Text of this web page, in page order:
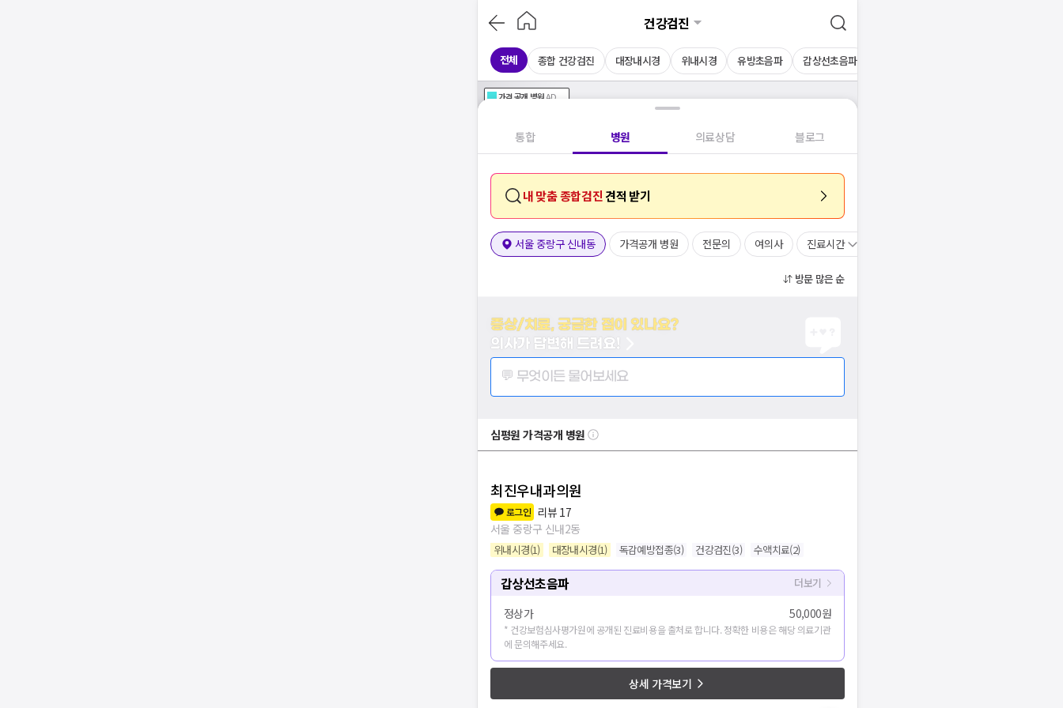
건강검진
전체 종합 건강검진 대장내시경 위내시경 유방초음파 갑상선초음파
가격공개 병원AD
통합 병원 의료상담 블로그
내 맞춤 종합검진 견적 받기
서울 중랑구 신내동 가격공개 병원 전문의 여의사 진료시간
방문 많은 순
증상/치료, 궁금한 점이 있나요?
의사가 답변해 드려요!
💬 무엇이든 물어보세요
심평원 가격공개 병원
최진우내과의원
로그인 리뷰 17
서울 중랑구 신내2동
위내시경(1) 대장내시경(1) 독감예방접종(3) 건강검진(3) 수액치료(2)
갑상선초음파 더보기
정상가 50,000원
* 건강보험심사평가원에 공개된 진료비용을 출처로 합니다. 정확한 비용은 해당 의료기관
에 문의해주세요.
상세 가격보기